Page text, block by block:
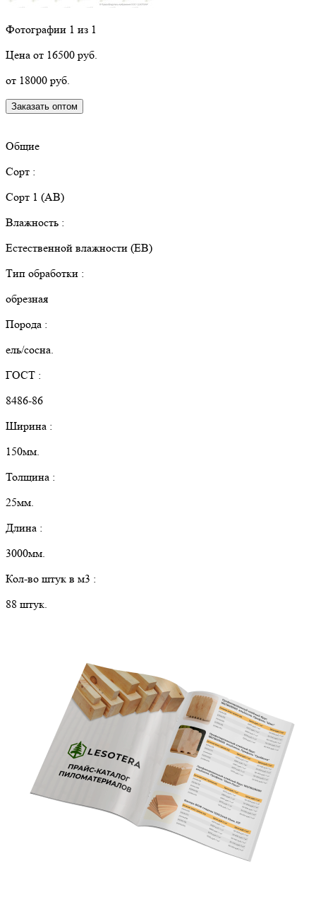
Фотографии 1 из 1
Цена от 16500 руб.
от 18000 руб.
Заказать оптом
Общие
Сорт :
Сорт 1 (АВ)
Влажность :
Естественной влажности (ЕВ)
Тип обработки :
обрезная
Порода :
ель/сосна.
ГОСТ :
8486-86
Ширина :
150мм.
Толщина :
25мм.
Длина :
3000мм.
Кол-во штук в м3 :
88 штук.